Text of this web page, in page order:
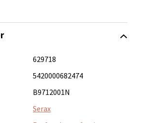
hvite finishen gir en nøytral
– en tilnærming som gir
uperfekte og fremmer et mer
hverdagsbruk og spesielle
raskt en favoritt på bordet.
629718
5420000682474
B9712001N
Serax